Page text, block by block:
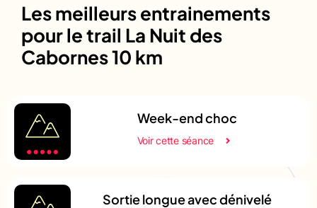
Les meilleurs entrainements
pour le trail La Nuit des
Cabornes 10 km
Week-end choc
Voir cette séance
Sortie longue avec dénivelé